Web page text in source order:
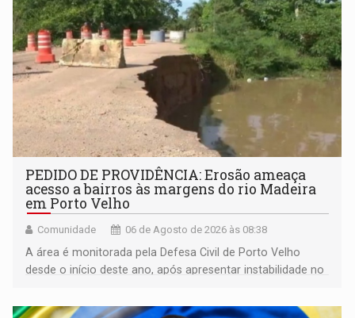
PEDIDO DE PROVIDÊNCIA: Erosão ameaça
acesso a bairros às margens do rio Madeira
em Porto Velho
Comunidade 06 de Agosto de 2026 às 08:38
A área é monitorada pela Defesa Civil de Porto Velho
desde o início deste ano, após apresentar instabilidade no